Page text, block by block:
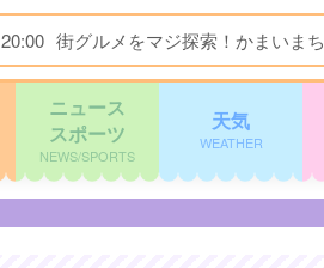
20:00 街グルメをマジ探索！かまいまち
ニュース
スポーツ
NEWS/SPORTS
天気
WEATHER